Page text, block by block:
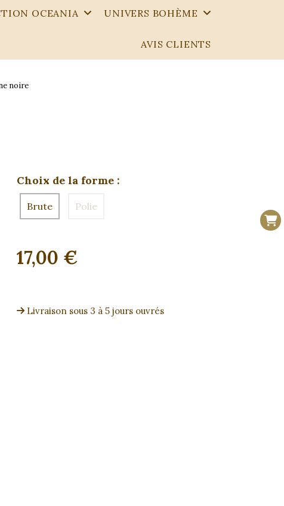
OCEANIA UNIVERS BOHÈME
AVIS CLIENTS
noire
Choix de la forme :
Brute Polie
17,00 €
Livraison sous 3 à 5 jours ouvrés